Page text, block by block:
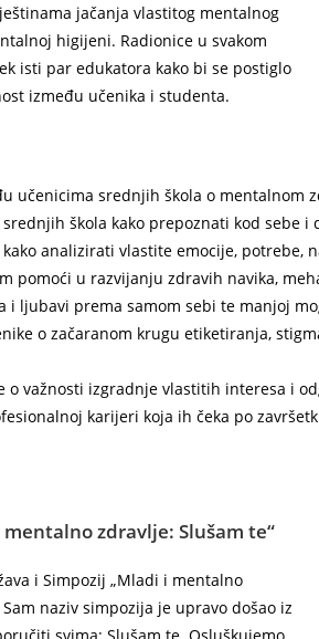
jačanja vlastitog mentalnog
higijeni. Radionice u svakom
isti par edukatora kako bi se postiglo
između učenika i studenta.
učenicima srednjih škola o mentalnom
škola kako prepoznati kod sebe
analizirati vlastite emocije, potrebe,
pomoći u razvijanju zdravih navika,
i ljubavi prema samom sebi te manjoj
o začaranom krugu etiketiranja,
o važnosti izgradnje vlastitih interesa i
karijeri koja ih čeka po
zdravlje: Slušam te“
i Simpozij „Mladi i mentalno
naziv simpozija je upravo došao iz